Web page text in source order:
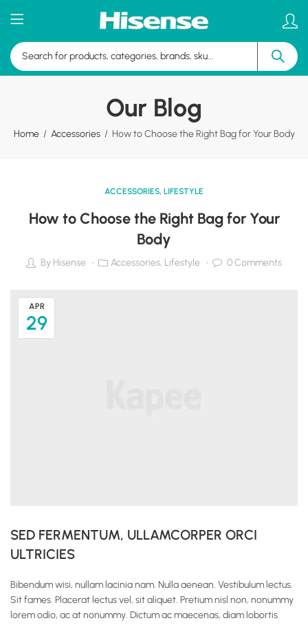
Our Blog
Home Accessories How to Choose the Right Bag for Your Body
ACCESSORIES, LIFESTYLE
How to Choose the Right Bag for Your
Body
By Hisense Accessories, Lifestyle 0Comments
29
APR
SED FERMENTUM, ULLAMCORPER ORCI
ULTRICIES
Bibendum wisi, nullam lacinia nam. Nulla aenean. Vestibulum lectus.
Sit fames. Placerat lectus vel, sit aliquet. Pretium nisl non, nonummy
lorem odio, ac at nonummy. Dictum ac maecenas, diam lobortis.